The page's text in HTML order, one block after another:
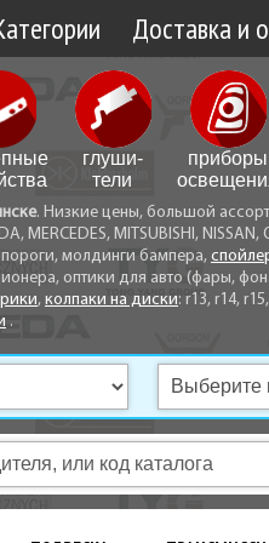
Доставка и
Доставка по
Доставка по
Самовывоз
Способы
глуши­
тели
приборы
. Низкие цены, большой
MERCEDES, MITSUBISHI, NISSAN,
пороги, молдинги бампера,
оптики для авто (фары,
, колпаки на диски: r13, r14,
.